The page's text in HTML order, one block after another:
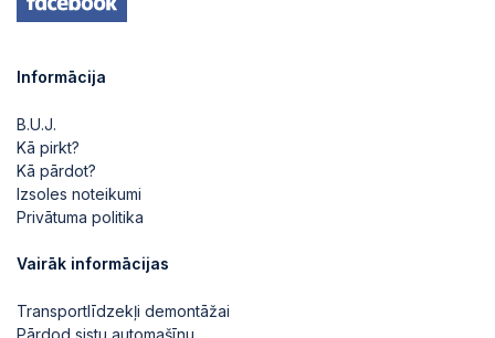
Informācija
B.U.J.
Kā pirkt?
Kā pārdot?
Izsoles noteikumi
Privātuma politika
Vairāk informācijas
Transportlīdzekļi demontāžai
Pārdod sistu automašīnu